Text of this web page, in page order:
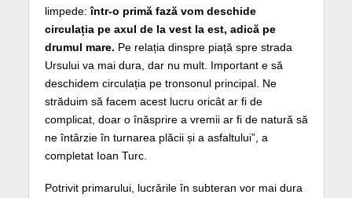
limpede: într-o primă fază vom deschide
circulația pe axul de la vest la est, adică pe
drumul mare. Pe relația dinspre piață spre strada
Ursului va mai dura, dar nu mult. Important e să
deschidem circulația pe tronsonul principal. Ne
străduim să facem acest lucru oricât ar fi de
complicat, doar o înăsprire a vremii ar fi de natură să
ne întârzie în turnarea plăcii și a asfaltului”, a
completat Ioan Turc.
Potrivit primarului, lucrările în subteran vor mai dura